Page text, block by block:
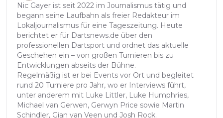
Nic Gayer ist seit 2022 im Journalismus tätig und
begann seine Laufbahn als freier Redakteur im
Lokaljournalismus für eine Tageszeitung. Heute
berichtet er für Dartsnews.de über den
professionellen Dartsport und ordnet das aktuelle
Geschehen ein – von großen Turnieren bis zu
Entwicklungen abseits der Bühne.
Regelmäßig ist er bei Events vor Ort und begleitet
rund 20 Turniere pro Jahr, wo er Interviews führt,
unter anderem mit Luke Littler, Luke Humphries,
Michael van Gerwen, Gerwyn Price sowie Martin
Schindler, Gian van Veen und Josh Rock.